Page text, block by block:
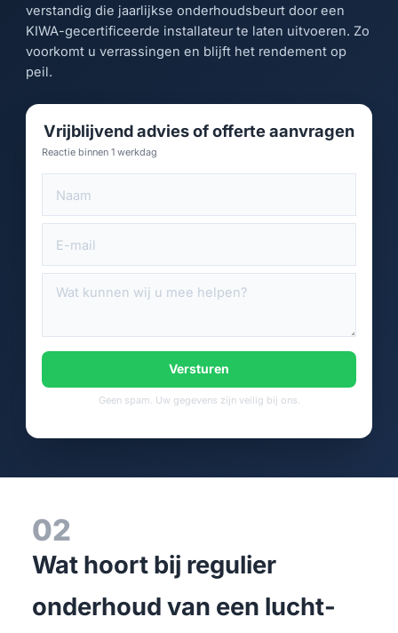
verstandig die jaarlijkse onderhoudsbeurt door een
KIWA-gecertificeerde installateur te laten uitvoeren. Zo
voorkomt u verrassingen en blijft het rendement op
peil.
Vrijblijvend advies of offerte aanvragen
Reactie binnen 1 werkdag
Versturen
Geen spam. Uw gegevens zijn veilig bij ons.
02
Wat hoort bij regulier
onderhoud van een lucht-